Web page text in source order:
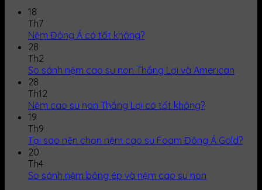
18
Th7
Nệm Đông Á có tốt không?
28
Th2
So sánh nệm cao su non Thắng Lợi và American
28
Th12
Nệm cao su non Thắng Lợi có tốt không?
19
Th9
Tại sao nên chọn nệm cao su Foam Đông Á Gold?
20
Th4
So sánh nệm bông ép và nệm cao su non